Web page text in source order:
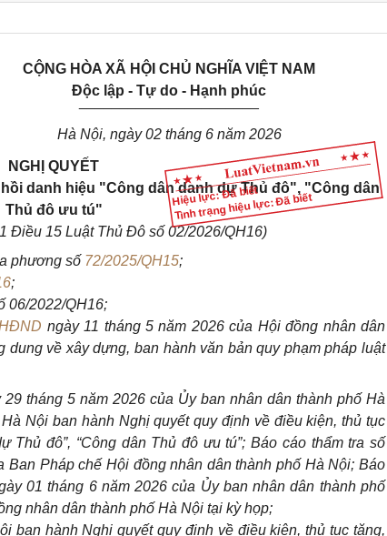
Hiệu lực: Đã biết
Tình trạng hiệu lực: Đã biết
CỘNG HÒA XÃ HỘI CHỦ NGHĨA VIỆT NAM
Độc lập - Tự do - Hạnh phúc
______________________
Hà Nội, ngày 02 tháng 6 năm 2026
NGHỊ QUYẾT
danh hiệu "Công dân danh dự Thủ đô", "Công dân
Thủ đô ưu tú"
Điều 15 Luật Thủ Đô số 02/2026/QH16)
phương số 72/2025/QH15;
;
06/2022/QH16;
ngày 11 tháng 5 năm 2026 của Hội đồng nhân dân
dung về xây dựng, ban hành văn bản quy phạm pháp luật
tháng 5 năm 2026 của Ủy ban nhân dân thành phố Hà
Nội ban hành Nghị quyết quy định về điều kiện, thủ tục
Thủ đô”, “Công dân Thủ đô ưu tú”; Báo cáo thẩm tra số
Ban Pháp chế Hội đồng nhân dân thành phố Hà Nội; Báo
01 tháng 6 năm 2026 của Ủy ban nhân dân thành phố
nhân dân thành phố Hà Nội tại kỳ họp;
ban hành Nghị quyết quy định về điều kiện, thủ tục tặng,